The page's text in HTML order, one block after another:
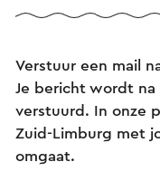
Verstuur een mail
Je bericht wordt na
verstuurd. In onze
Zuid-Limburg met
omgaat.